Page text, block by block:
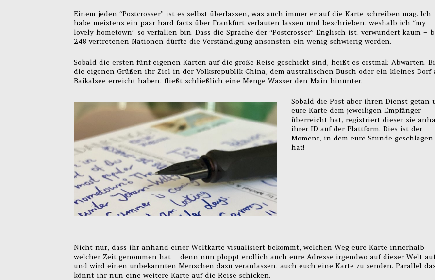
Einem jeden “Postcrosser” ist es selbst überlassen, was auch immer er auf die Karte schreiben mag. Ich
habe meistens ein paar hard facts über Frankfurt verlauten lassen und beschrieben, weshalb ich “my
lovely hometown” so verfallen bin. Dass die Sprache der “Postcrosser” Englisch ist, verwundert kaum –
248 vertretenen Nationen dürfte die Verständigung ansonsten ein wenig schwierig werden.
Sobald die ersten fünf eigenen Karten auf die große Reise geschickt sind, heißt es erstmal: Abwarten.
die eigenen Grüßen ihr Ziel in der Volksrepublik China, dem australischen Busch oder ein kleines Dorf
Baikalsee erreicht haben, fließt schließlich eine Menge Wasser den Main hinunter.
Sobald die Post aber ihren Dienst getan
eure Karte dem jeweiligen Empfänger
überreicht hat, registriert dieser sie
ihrer ID auf der Plattform. Dies ist der
Moment, in dem eure Stunde geschlagen
hat!
Nicht nur, dass ihr anhand einer Weltkarte visualisiert bekommt, welchen Weg eure Karte innerhalb
welcher Zeit genommen hat – denn nun ploppt endlich auch eure Adresse irgendwo auf dieser Welt auf
und wird einen unbekannten Menschen dazu veranlassen, auch euch eine Karte zu senden. Parallel
könnt ihr nun eine weitere Karte auf die Reise schicken.